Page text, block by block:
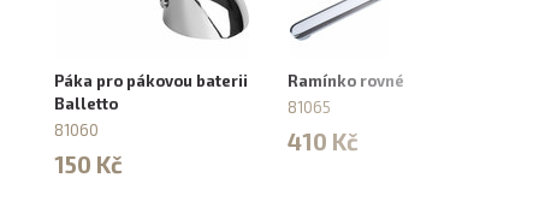
Páka pro pákovou baterii
Balletto
81060
150 Kč
Ramínko rovné
81065
410 Kč